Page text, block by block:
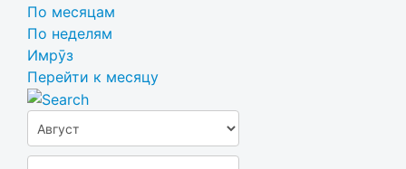
По месяцам
По неделям
Имрӯз
Перейти к месяцу